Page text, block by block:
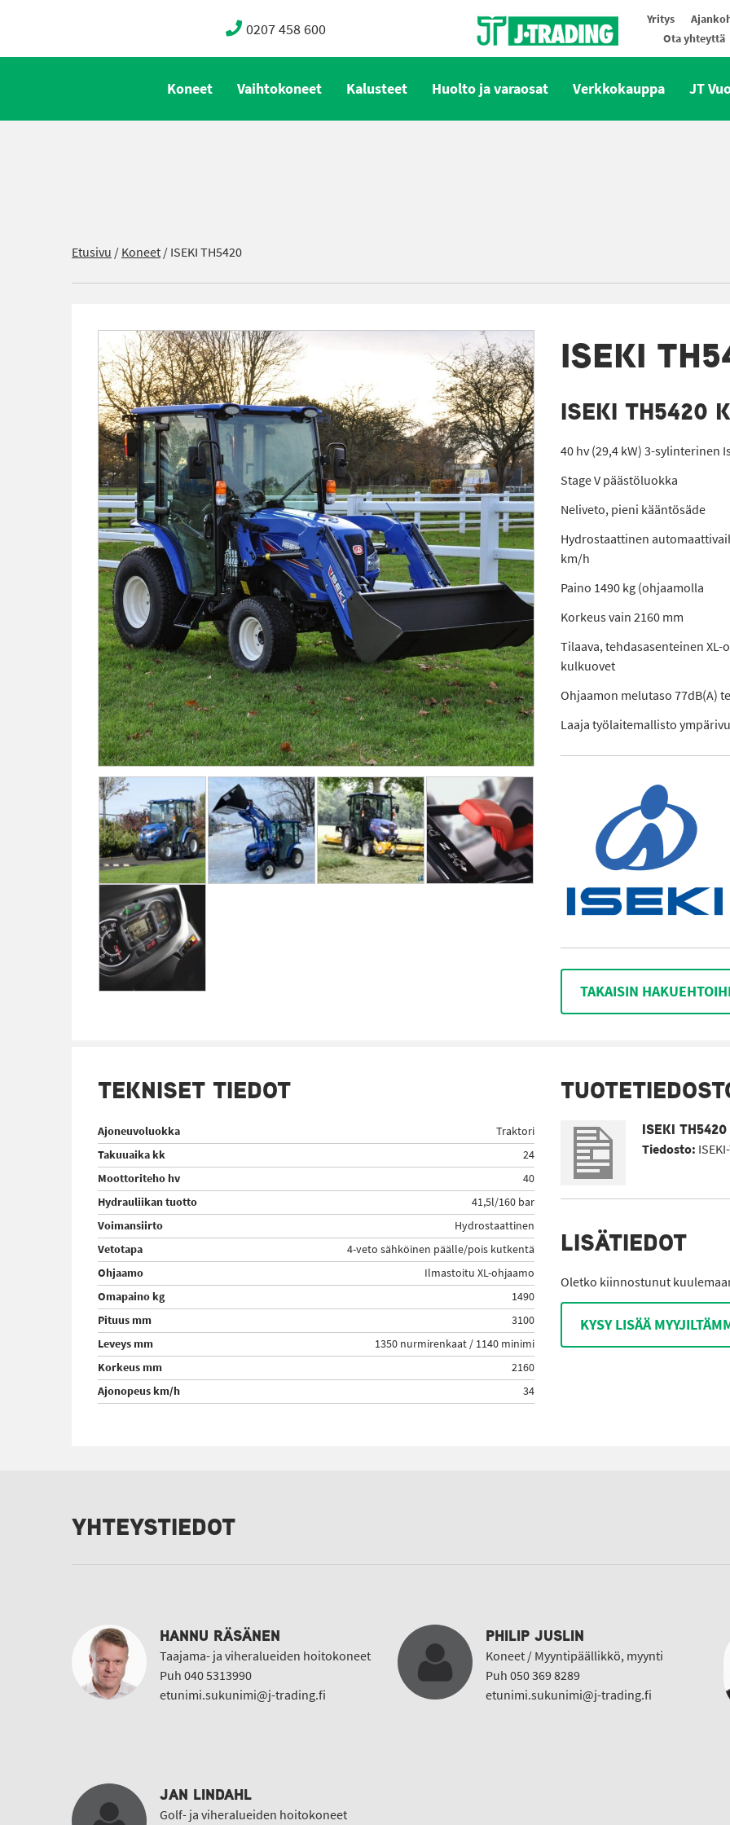
0207 458 600 Yritys
Ota yhteyttä
Koneet Vaihtokoneet Kalusteet Huolto ja varaosat Verkkokauppa JT
Etusivu /Koneet/ISEKI TH5420
ISEKI
ISEKI TH5420
40 hv (29,4 kW) 3-
Stage V päästöluokka
Neliveto, pieni kääntösäde
Hydrostaattinen
km/h
Paino 1490 kg (ohjaamolla
Korkeus vain 2160 mm
Tilaava, tehdasasenteinen
kulkuovet
Ohjaamon melutaso 77dB(A)
Laaja työlaitemallisto
TAKAISIN
TEKNISET TIEDOT
Ajoneuvoluokka
Traktori
Takuuaika kk
24
Moottoriteho hv
40
Hydrauliikan tuotto
41,5l/160 bar
Voimansiirto
Hydrostaattinen
Vetotapa
4-veto sähköinen päälle/pois kutkentä
Ohjaamo
Ilmastoitu XL-ohjaamo
Omapaino kg
1490
Pituus mm
3100
Leveys mm
1350 nurmirenkaat / 1140 minimi
Korkeus mm
2160
Ajonopeus km/h
34
ISEKI TH5420
Tiedosto:
LISÄTIEDOT
Oletko kiinnostunut
KYSY LISÄÄ
YHTEYSTIEDOT
HANNU RÄSÄNEN
Taajama- ja viheralueiden hoitokoneet
Puh 040 5313990
etunimi.sukunimi@j-trading.fi
PHILIP JUSLIN
Koneet / Myyntipäällikkö, myynti
Puh 050 369 8289
etunimi.sukunimi@j-trading.fi
JAN LINDAHL
Golf- ja viheralueiden hoitokoneet